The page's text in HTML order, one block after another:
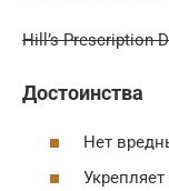
Hill’s Prescription
Достоинства
Нет